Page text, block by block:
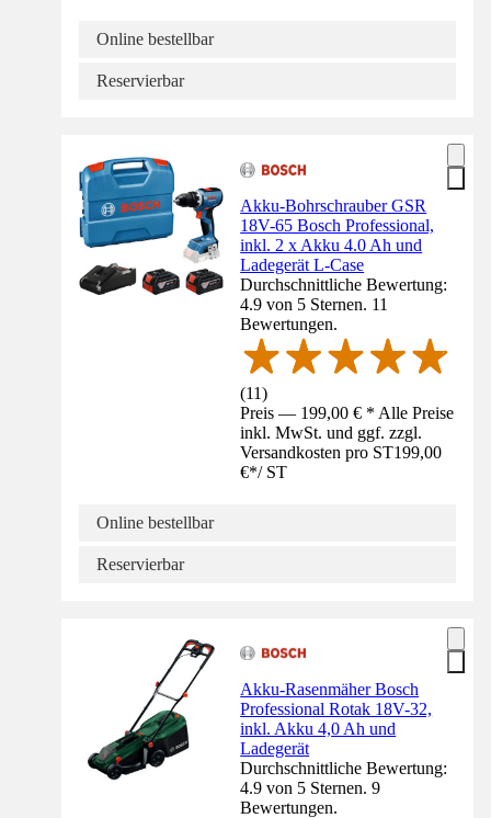
Online bestellbar
Reservierbar
Akku-Bohrschrauber GSR
18V-65 Bosch Professional,
inkl. 2 x Akku 4.0 Ah und
Ladegerät L-Case
Durchschnittliche Bewertung:
4.9 von 5 Sternen. 11
Bewertungen.
(11)
Preis — 199,00 € * Alle Preise
inkl. MwSt. und ggf. zzgl.
Versandkosten pro ST199,00
€*/ ST
Online bestellbar
Reservierbar
Akku-Rasenmäher Bosch
Professional Rotak 18V-32,
inkl. Akku 4,0 Ah und
Ladegerät
Durchschnittliche Bewertung:
4.9 von 5 Sternen. 9
Bewertungen.